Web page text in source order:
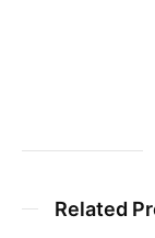
Related